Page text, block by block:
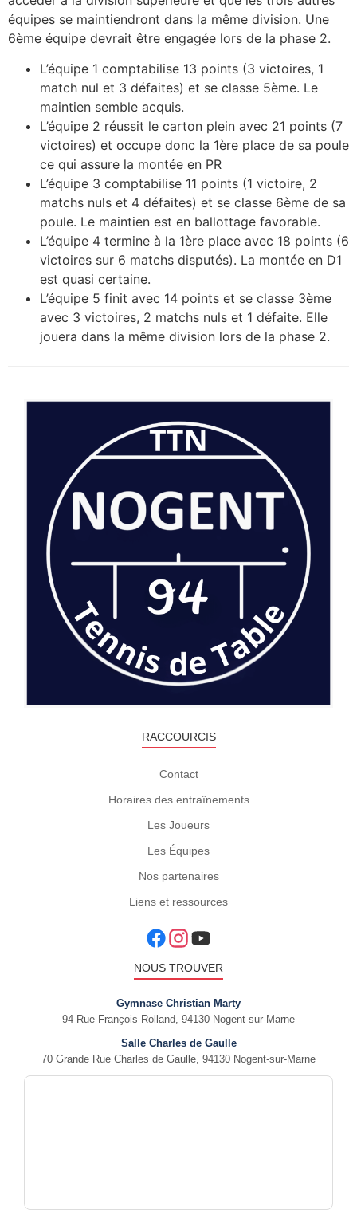
équipes se maintiendront dans la même division. Une
6ème équipe devrait être engagée lors de la phase 2.
L’équipe 1 comptabilise 13 points (3 victoires, 1
match nul et 3 défaites) et se classe 5ème. Le
maintien semble acquis.
L’équipe 2 réussit le carton plein avec 21 points (7
victoires) et occupe donc la 1ère place de sa poule
ce qui assure la montée en PR
L’équipe 3 comptabilise 11 points (1 victoire, 2
matchs nuls et 4 défaites) et se classe 6ème de sa
poule. Le maintien est en ballottage favorable.
L’équipe 4 termine à la 1ère place avec 18 points (6
victoires sur 6 matchs disputés). La montée en D1
est quasi certaine.
L’équipe 5 finit avec 14 points et se classe 3ème
avec 3 victoires, 2 matchs nuls et 1 défaite. Elle
jouera dans la même division lors de la phase 2.
RACCOURCIS
Contact
Horaires des entraînements
Les Joueurs
Les Équipes
Nos partenaires
Liens et ressources
NOUS TROUVER
Gymnase Christian Marty
94 Rue François Rolland, 94130 Nogent-sur-Marne
Salle Charles de Gaulle
70 Grande Rue Charles de Gaulle, 94130 Nogent-sur-Marne